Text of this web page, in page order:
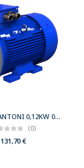
MOTOR CANTONI 0,12KW 0,17CV 1500 B35 T63 230/400 IE2
(0)
131,70€